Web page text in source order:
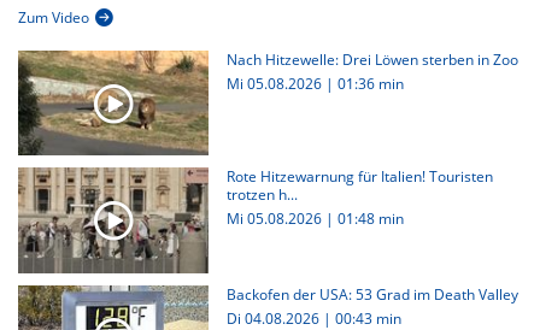
Zum Video
Nach Hitzewelle: Drei Löwen sterben in Zoo
Mi 05.08.2026 | 01:36 min
Rote Hitzewarnung für Italien! Touristen
trotzen h...
Mi 05.08.2026 | 01:48 min
Backofen der USA: 53 Grad im Death Valley
Di 04.08.2026 | 00:43 min